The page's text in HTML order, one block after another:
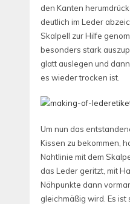
den Kanten
deutlich im Leder
Skalpell zur Hilfe
besonders stark
glatt auslegen und
es wieder trocken ist.
Um nun das
Kissen zu bekommen,
Nahtlinie mit dem
das Leder geritzt, mit
Nähpunkte dann
gleichmäßig wird. Es ist